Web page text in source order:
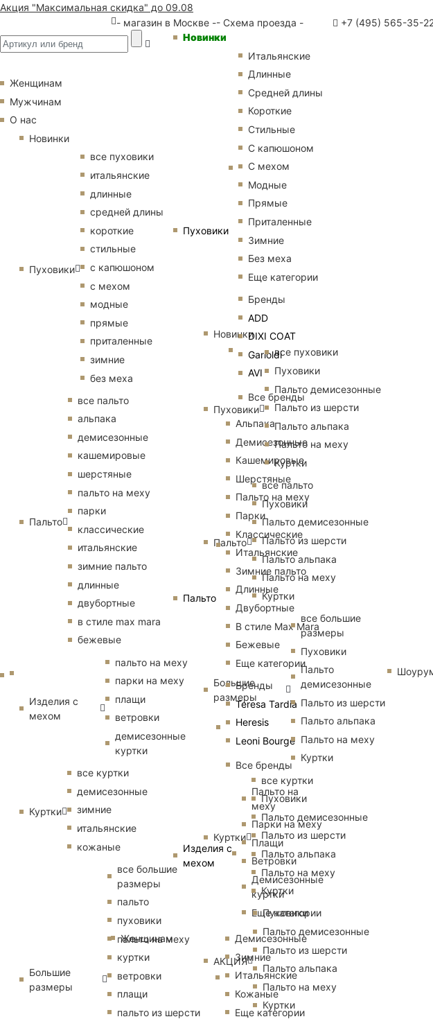
Акция "Максимальная скидка" до 09.08
- магазин в Москве -- Схема проезда - +7 (495) 565-35-
Женщинам
Новинки
Пуховики
Итальянские
Длинные
Средней длины
Короткие
Стильные
С капюшоном
С мехом
Модные
Прямые
Приталенные
Зимние
Без меха
Еще категории
Бренды
ADD
DIXI COAT
Garioldi
AVI
Все бренды
Пальто
Альпака
Демисезонные
Кашемировые
Шерстяные
Пальто на меху
Парки
Классические
Итальянские
Зимние пальто
Длинные
Двубортные
В стиле Max Mara
Бежевые
Еще категории
Бренды
Teresa Tardia
Heresis
Leoni Bourge
Все бренды
Изделия с
мехом
Пальто на
меху
Парки на меху
Плащи
Ветровки
Демисезонные
куртки
Еще категории
Демисезонные
Зимние
Итальянские
Кожаные
Еще категории
Женщинам
Мужчинам
О нас
Новинки
Пуховики
все пуховики
итальянские
длинные
средней длины
короткие
стильные
с капюшоном
с мехом
модные
прямые
приталенные
зимние
без меха
Пальто
все пальто
альпака
демисезонные
кашемировые
шерстяные
пальто на меху
парки
классические
итальянские
зимние пальто
длинные
двубортные
в стиле max mara
бежевые
Изделия с
мехом
пальто на меху
парки на меху
плащи
ветровки
демисезонные
куртки
Куртки
все куртки
демисезонные
зимние
итальянские
кожаные
Большие
размеры
все большие
размеры
пальто
пуховики
пальто на меху
куртки
ветровки
плащи
пальто из шерсти
Новинки
Пуховики
все пуховики
Пуховики
Пальто демисезонные
Пальто из шерсти
Пальто альпака
Пальто на меху
Куртки
Пальто
все пальто
Пуховики
Пальто демисезонные
Пальто из шерсти
Пальто альпака
Пальто на меху
Куртки
Большие
размеры
все большие
размеры
Пуховики
Пальто
демисезонные
Пальто из шерсти
Пальто альпака
Пальто на меху
Куртки
Куртки
все куртки
Пуховики
Пальто демисезонные
Пальто из шерсти
Пальто альпака
Пальто на меху
Куртки
АКЦИЯ
Пуховики
Пальто демисезонные
Пальто из шерсти
Пальто альпака
Пальто на меху
Куртки